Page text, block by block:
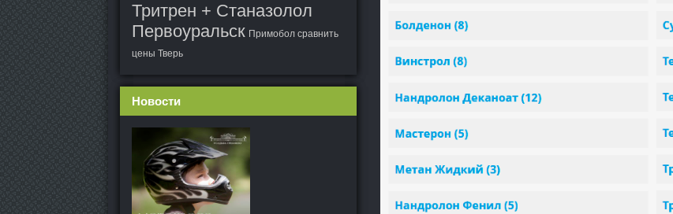
Тритрен + Станазолол
Первоуральск Примобол сравнить
цены Тверь
Новости